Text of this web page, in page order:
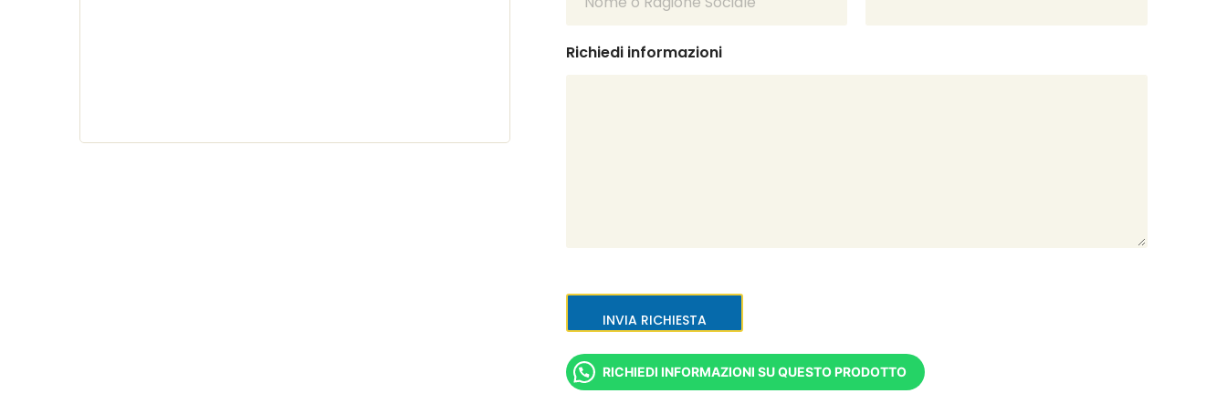
Richiedi informazioni
INVIA RICHIESTA
RICHIEDI INFORMAZIONI SU QUESTO PRODOTTO